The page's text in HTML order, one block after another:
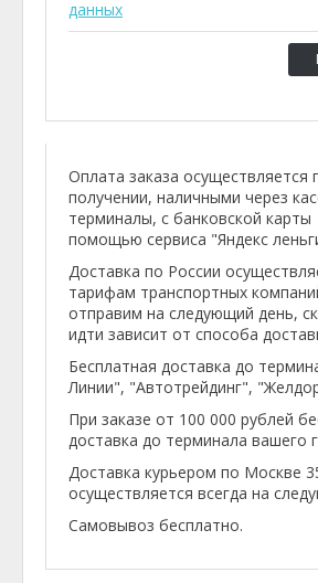
данных
Оплата заказа осуществляется
получении, наличными через
терминалы, с банковской карты
помощью сервиса "Яндекс
Доставка по России
тарифам транспортных
отправим на следующий день,
идти зависит от способа
Бесплатная доставка до
Линии", "Автотрейдинг",
При заказе от 100 000 рублей
доставка до терминала вашего
Доставка курьером по Москве
осуществляется всегда на
Самовывоз бесплатно.